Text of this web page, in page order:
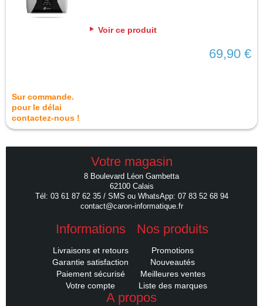
Voir ce produit
69,90 €
Sur commande.
pour le délai
contactez-nous !
Votre magasin
8 Boulevard Léon Gambetta
62100 Calais
Tél: 03 61 87 62 35 / SMS ou WhatsApp: 07 83 52 68 94
contact@caron-informatique.fr
Informations
Livraisons et retours
Garantie satisfaction
Paiement sécurisé
Votre compte
Nos produits
Promotions
Nouveautés
Meilleures ventes
Liste des marques
A propos